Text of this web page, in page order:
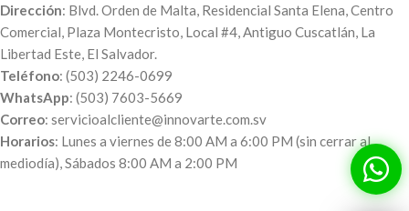
Dirección: Blvd. Orden de Malta, Residencial Santa Elena, Centro
Comercial, Plaza Montecristo, Local #4, Antiguo Cuscatlán, La
Libertad Este, El Salvador.
Teléfono: (503) 2246-0699
WhatsApp: (503) 7603-5669
Correo: servicioalcliente@innovarte.com.sv
Horarios: Lunes a viernes de 8:00 AM a 6:00 PM (sin cerrar al
mediodía), Sábados 8:00 AM a 2:00 PM